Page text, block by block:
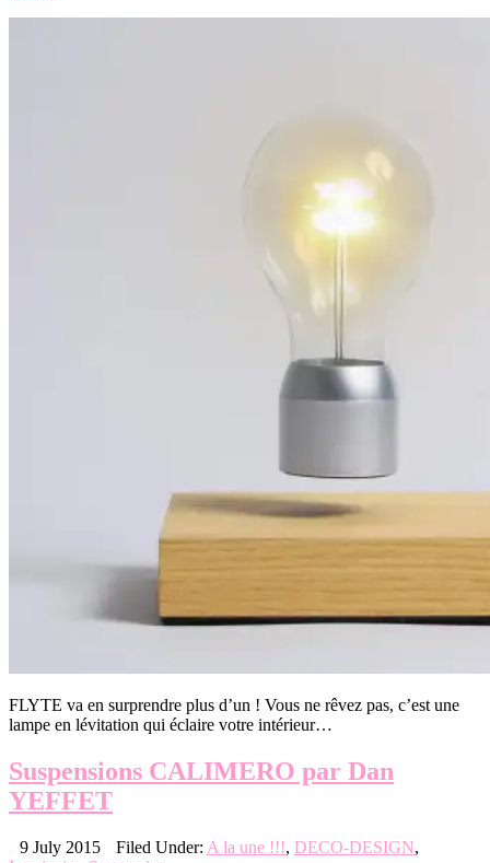
FLYTE va en surprendre plus d’un ! Vous ne rêvez pas, c’est une
lampe en lévitation qui éclaire votre intérieur…
Suspensions CALIMERO par Dan
YEFFET
9 July 2015 Filed Under: A la une !!!, DECO-DESIGN,